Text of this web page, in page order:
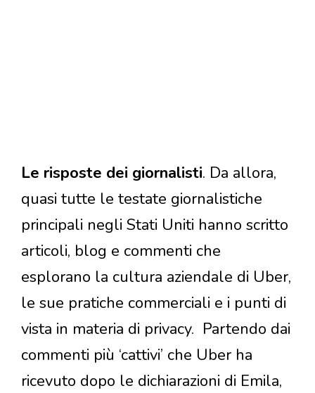
Le risposte dei giornalisti. Da allora,
quasi tutte le testate giornalistiche
principali negli Stati Uniti hanno scritto
articoli, blog e commenti che
esplorano la cultura aziendale di Uber,
le sue pratiche commerciali e i punti di
vista in materia di privacy. Partendo dai
commenti più ‘cattivi’ che Uber ha
ricevuto dopo le dichiarazioni di Emila,